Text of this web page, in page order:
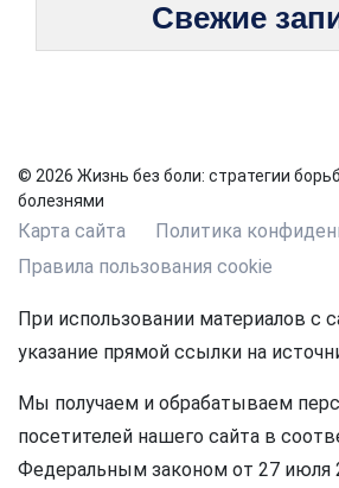
Свежие
© 2026 Жизнь без боли: стратегии
болезнями
Карта сайта
Политика
Правила пользования cookie
При использовании материалов с
указание прямой ссылки на
Мы получаем и обрабатываем
посетителей нашего сайта в
Федеральным законом от 27 июля